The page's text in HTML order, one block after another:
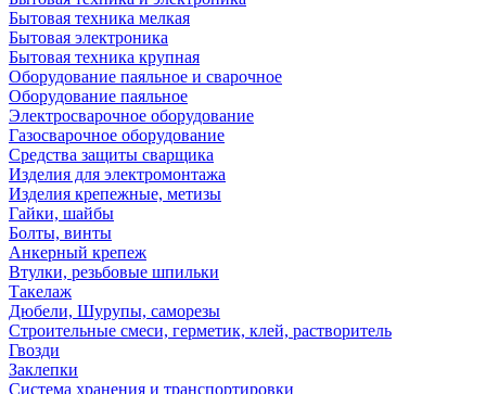
Бытовая техника мелкая
Бытовая электроника
Бытовая техника крупная
Оборудование паяльное и сварочное
Оборудование паяльное
Электросварочное оборудование
Газосварочное оборудование
Средства защиты сварщика
Изделия для электромонтажа
Изделия крепежные, метизы
Гайки, шайбы
Болты, винты
Анкерный крепеж
Втулки, резьбовые шпильки
Такелаж
Дюбели, Шурупы, саморезы
Строительные смеси, герметик, клей, растворитель
Гвозди
Заклепки
Система хранения и транспортировки